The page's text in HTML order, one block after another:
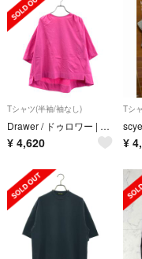
Tシャツ(半袖/袖なし)
Drawer / ドゥロワー | コットン天竺バックジップクルーネックTEE | 1 | ピンク | レディース
¥ 4,620
Tシ
¥